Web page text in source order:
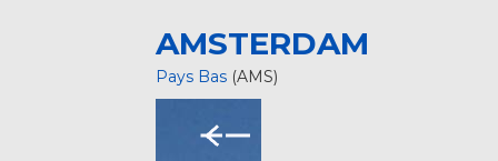
AMSTERDAM
Pays Bas (AMS)